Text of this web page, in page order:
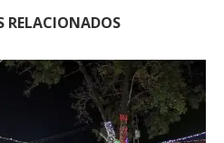
RELACIONADOS